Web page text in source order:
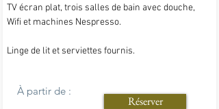
TV écran plat, trois salles de bain avec douche,
Wifi et machines Nespresso.
Linge de lit et serviettes fournis.
À partir de :
Réserver